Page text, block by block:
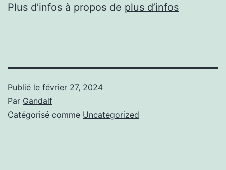
Plus d’infos à propos de plus d’infos
Publié le février 27, 2024
Par Gandalf
Catégorisé comme Uncategorized